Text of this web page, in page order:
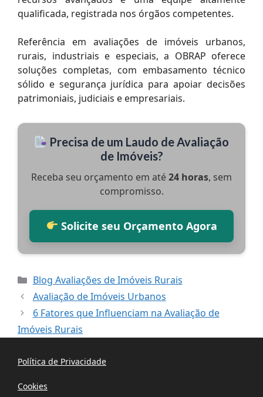
qualificada, registrada nos órgãos competentes.
Referência em avaliações de imóveis urbanos,
rurais, industriais e especiais, a OBRAP oferece
soluções completas, com embasamento técnico
sólido e segurança jurídica para apoiar decisões
patrimoniais, judiciais e empresariais.
Precisa de um Laudo de Avaliação
de Imóveis?
Receba seu orçamento em até24 horas, sem
compromisso.
Solicite seu Orçamento Agora
Categorias
Blog Avaliações de Imóveis Rurais
Avaliação de Imóveis Urbanos
6 Fatores que Influenciam na Avaliação de
Imóveis Rurais
Política de Privacidade
Cookies